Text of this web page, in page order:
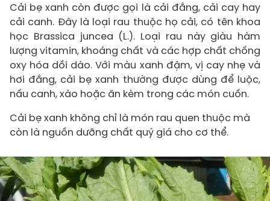
Cải bẹ xanh còn được gọi là cải đắng, cải cay hay
cải canh. Đây là loại rau thuộc họ cải, có tên khoa
học Brassica juncea (L.). Loại rau này giàu hàm
lượng vitamin, khoáng chất và các hợp chất chống
oxy hóa dồi dào. Với màu xanh đậm, vị cay nhẹ và
hơi đắng, cải bẹ xanh thường được dùng để luộc,
nấu canh, xào hoặc ăn kèm trong các món cuốn.
Cải bẹ xanh không chỉ là món rau quen thuộc mà
còn là nguồn dưỡng chất quý giá cho cơ thể.